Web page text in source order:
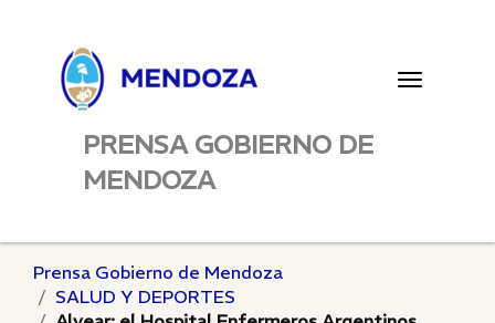
Toggle
PRENSA GOBIERNO DE
MENDOZA
Prensa Gobierno de Mendoza
SALUD Y DEPORTES